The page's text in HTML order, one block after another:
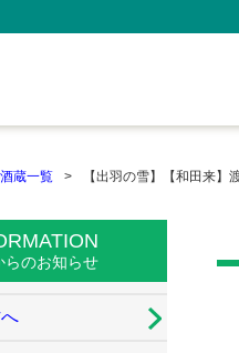
蔵一覧 【出羽の雪】【和田来】
らのお知らせ